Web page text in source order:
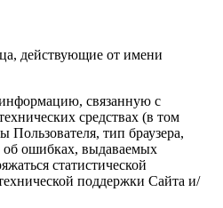
действующие от имени
информацию, связанную с
средствах (в том
тип браузера,
об ошибках, выдаваемых
статистической
поддержки Сайта и/